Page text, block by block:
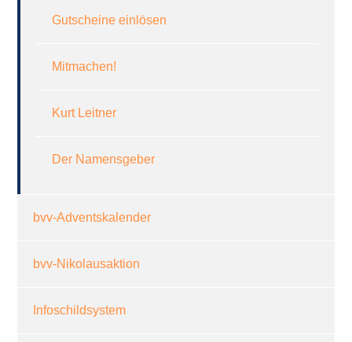
Gutscheine einlösen
Mitmachen!
Kurt Leitner
Der Namensgeber
bvv-Adventskalender
bvv-Nikolausaktion
Infoschildsystem